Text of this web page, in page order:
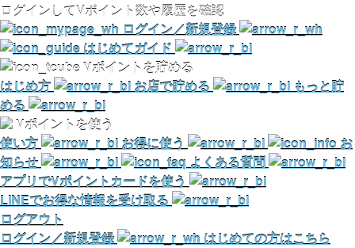
ログインしてVポイント数や履歴を確認
ログイン／新規登録
はじめてガイド
Vポイントを貯める
はじめ方
お店で貯める
もっと貯
める
Vポイントを使う
使い方
お得に使う
お
知らせ
よくある質問
アプリでVポイントカードを使う
LINEでお得な情報を受け取る
ログアウト
ログイン／新規登録
はじめての方はこちら